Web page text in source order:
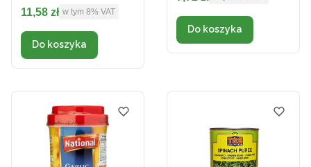
Cena brutto
11,58 zł w tym %s VAT
w tym 8% VAT
Do koszyka
Do koszyka